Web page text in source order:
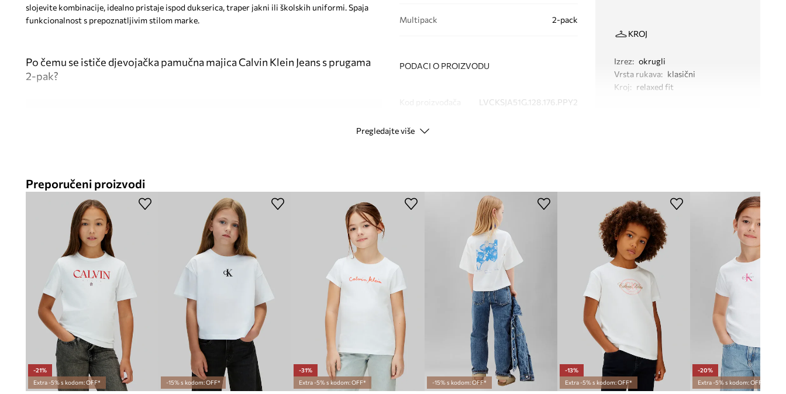
slojevite kombinacije, idealno pristaje ispod dukserica, traper jakni ili školskih uniformi. Spaja
funkcionalnost s prepoznatljivim stilom marke.
Po čemu se ističe djevojačka pamučna majica Calvin Klein Jeans s prugama
2-pak?
Elastični materijal omogućuje dobro pristajanje uz djetetovu figuru
Okrugli izrezudobno pristaje uz vrat, ne ograničavajući kretanje
Uzorak na prugesa suptilnim logotipom Calvin Klein Monogram na prsima
Set dviju majicapridonosi praktičnom nadopunjavanju dječje garderobe
Multipack 2-pack
PODACI O PROIZVODU
LVCKSJA51G.128.176.PPY2
Boja
Proizvođač
KROJ
Izrez: okrugli
Vrsta rukava: klasični
Kroj: relaxed fit
Pregledajte više
Preporučeni proizvodi
-21%
Extra -5% s kodom: OFF*
-15% s kodom: OFF*
-31%
Extra -5% s kodom: OFF*
-15% s kodom: OFF*
-13%
Extra -5% s kodom: OFF*
-20%
Extra -5% s kodom: OFF*